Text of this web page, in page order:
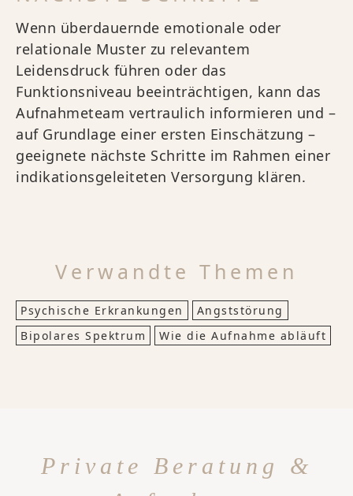
Wenn überdauernde emotionale oder
relationale Muster zu relevantem
Leidensdruck führen oder das
Funktionsniveau beeinträchtigen, kann das
Aufnahmeteam vertraulich informieren und –
auf Grundlage einer ersten Einschätzung –
geeignete nächste Schritte im Rahmen einer
indikationsgeleiteten Versorgung klären.
Verwandte Themen
Psychische Erkrankungen
Angststörung
Bipolares Spektrum
Wie die Aufnahme abläuft
Private Beratung &